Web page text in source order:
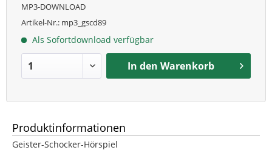
MP3-DOWNLOAD
Artikel-Nr.: mp3_gscd89
Als Sofortdownload verfügbar
In den Warenkorb
Produktinformationen
Geister-Schocker-Hörspiel